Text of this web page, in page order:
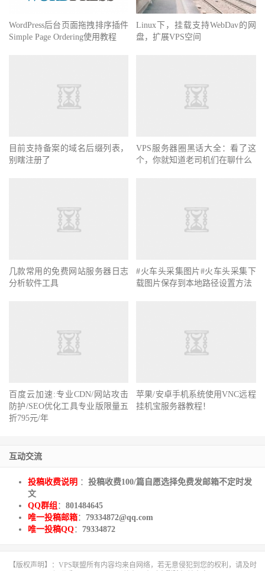
WordPress后台页面拖拽排序插件
Simple Page Ordering使用教程
Linux下，挂载支持WebDav的网
盘，扩展VPS空间
目前支持备案的域名后缀列表，
别瞎注册了
VPS服务器圈黑话大全：看了这
个，你就知道老司机们在聊什么
几款常用的免费网站服务器日志
分析软件工具
#火车头采集图片#火车头采集下
载图片保存到本地路径设置方法
百度云加速:专业CDN/网站攻击
防护/SEO优化工具专业版限量五
折‭795‬元/年
苹果/安卓手机系统使用VNC远程
挂机宝服务器教程！
互动交流
投稿收费说明 ： 投稿收费100/篇自愿选择免费发邮箱不定时发
文
QQ群组 ： 801484645
唯一投稿邮箱： 79334872@qq.com
唯一投稿QQ： 79334872
【版权声明】：VPS联盟所有内容均来自网络，若无意侵犯到您的权利，请及时